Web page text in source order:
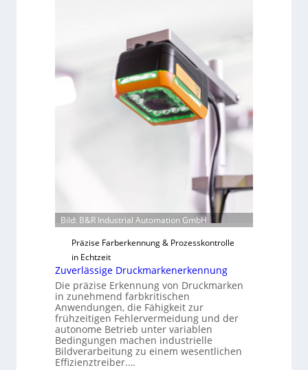
n
H
i
l
o
a
t
F
e
a
s
Bild: B&R Industrial Automation GmbH
Präzise Farberkennung & Prozesskontrolle
in Echtzeit
Zuverlässige Druckmarkenerkennung
Die präzise Erkennung von Druckmarken
in zunehmend farbkritischen
Anwendungen, die Fähigkeit zur
frühzeitigen Fehlervermeidung und der
autonome Betrieb unter variablen
Bedingungen machen industrielle
Bildverarbeitung zu einem wesentlichen
Effizienztreiber.…